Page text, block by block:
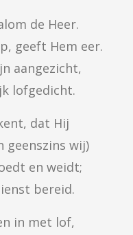
de Heer.
geeft Hem eer.
aangezicht,
lofgedicht.
dat Hij
geenszins wij)
en weidt;
bereid.
in met lof,